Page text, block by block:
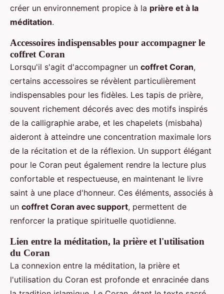
créer un environnement propice à la prière et à la
méditation.
Accessoires indispensables pour accompagner le
coffret Coran
Lorsqu'il s'agit d'accompagner un coffret Coran,
certains accessoires se révèlent particulièrement
indispensables pour les fidèles. Les tapis de prière,
souvent richement décorés avec des motifs inspirés
de la calligraphie arabe, et les chapelets (misbaha)
aideront à atteindre une concentration maximale lors
de la récitation et de la réflexion. Un support élégant
pour le Coran peut également rendre la lecture plus
confortable et respectueuse, en maintenant le livre
saint à une place d'honneur. Ces éléments, associés à
un coffret Coran avec support, permettent de
renforcer la pratique spirituelle quotidienne.
Lien entre la méditation, la prière et l'utilisation
du Coran
La connexion entre la méditation, la prière et
l'utilisation du Coran est profonde et enracinée dans